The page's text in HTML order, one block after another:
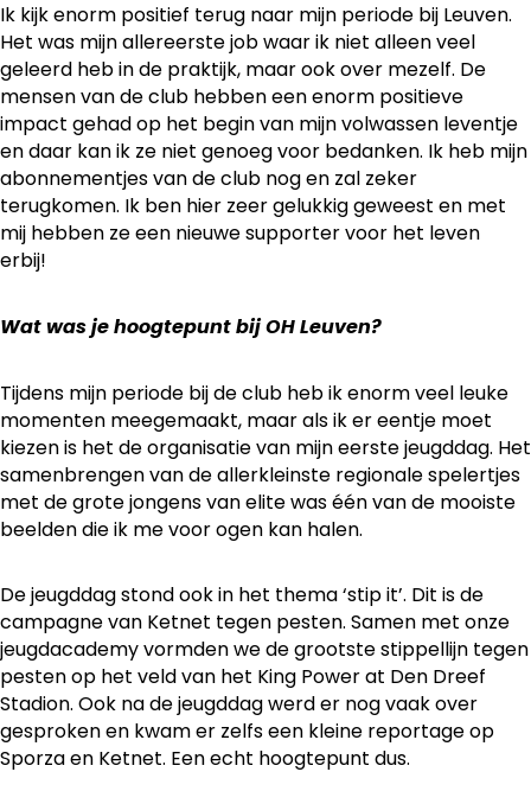
Ik kijk enorm positief terug naar mijn periode bij Leuven.
Het was mijn allereerste job waar ik niet alleen veel
geleerd heb in de praktijk, maar ook over mezelf. De
mensen van de club hebben een enorm positieve
impact gehad op het begin van mijn volwassen leventje
en daar kan ik ze niet genoeg voor bedanken. Ik heb mijn
abonnementjes van de club nog en zal zeker
terugkomen. Ik ben hier zeer gelukkig geweest en met
mij hebben ze een nieuwe supporter voor het leven
erbij!
Wat was je hoogtepunt bij OH Leuven?
Tijdens mijn periode bij de club heb ik enorm veel leuke
momenten meegemaakt, maar als ik er eentje moet
kiezen is het de organisatie van mijn eerste jeugddag. Het
samenbrengen van de allerkleinste regionale spelertjes
met de grote jongens van elite was één van de mooiste
beelden die ik me voor ogen kan halen.
De jeugddag stond ook in het thema ‘stip it’. Dit is de
campagne van Ketnet tegen pesten. Samen met onze
jeugdacademy vormden we de grootste stippellijn tegen
pesten op het veld van het King Power at Den Dreef
Stadion. Ook na de jeugddag werd er nog vaak over
gesproken en kwam er zelfs een kleine reportage op
Sporza en Ketnet. Een echt hoogtepunt dus.